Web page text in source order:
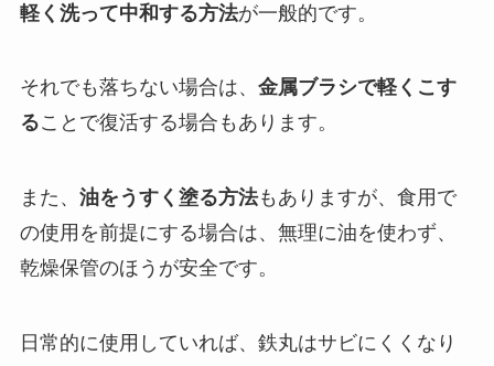
軽く洗って中和する方法が一般的です。
それでも落ちない場合は、 金属ブラシで軽くこす
ることで復活する場合もあります。
また、 油をうすく塗る方法もありますが、食用で
の使用を前提にする場合は、無理に油を使わず、
乾燥保管のほうが安全です。
日常的に使用していれば、鉄丸はサビにくくなり